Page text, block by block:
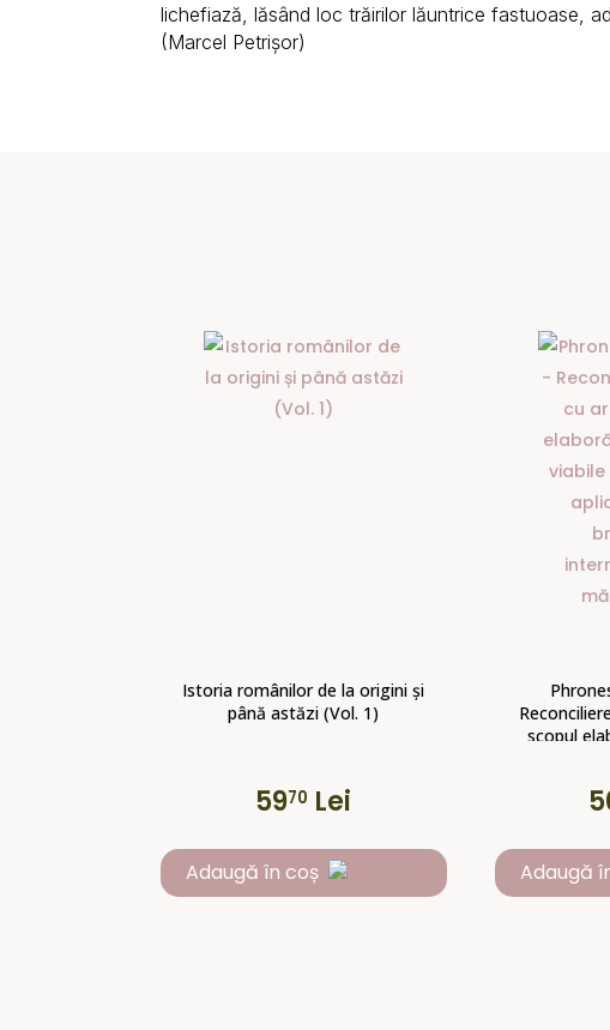
lichefiază, lăsând loc trăirilor lăuntrice fastuoase,
(Marcel Petrișor)
Istoria românilor de la origini și
până astăzi (Vol. 1)
5970 Lei
Adaugă în coș
scopul
la
Adaugă